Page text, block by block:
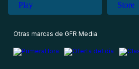
Otras marcas de GFR Media